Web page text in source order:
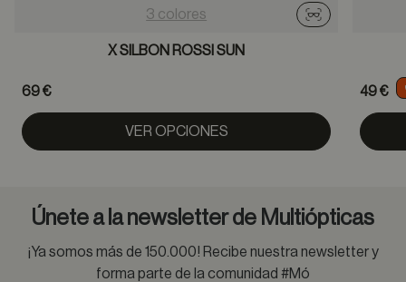
3 colores
Probador
X SILBON ROSSI SUN
69 €
VER OPCIONES
49 €
Únete a la newsletter de Multiópticas
¡Ya somos más de 150.000! Recibe nuestra newsletter y
forma parte de la comunidad #Mó